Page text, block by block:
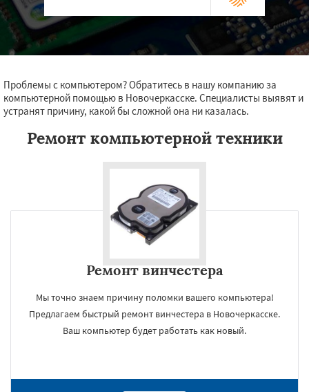
Проблемы с компьютером? Обратитесь в нашу компанию за
компьютерной помощью в Новочеркасске. Специалисты выявят и
устранят причину, какой бы сложной она ни казалась.
Ремонт компьютерной техники
Ремонт винчестера
Мы точно знаем причину поломки вашего компьютера!
Предлагаем быстрый ремонт винчестера в Новочеркасске.
Ваш компьютер будет работать как новый.